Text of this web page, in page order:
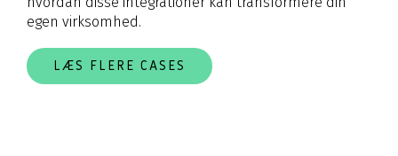
egen virksomhed.
LÆS FLERE CASES